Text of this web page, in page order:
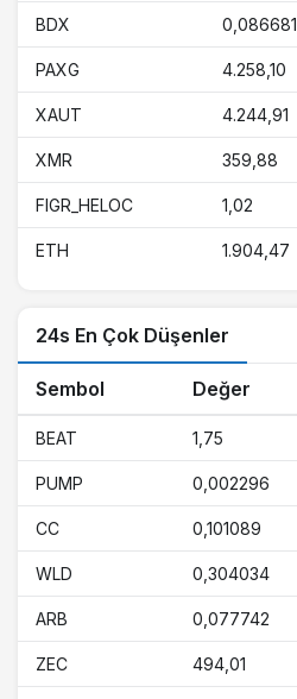
BDX 0,086681
PAXG 4.258,10
XAUT 4.244,91
XMR 359,88
FIGR_HELOC 1,02
ETH 1.904,47
24s En Çok Düşenler
Sembol Değer
BEAT 1,75
PUMP 0,002296
CC 0,101089
WLD 0,304034
ARB 0,077742
ZEC 494,01